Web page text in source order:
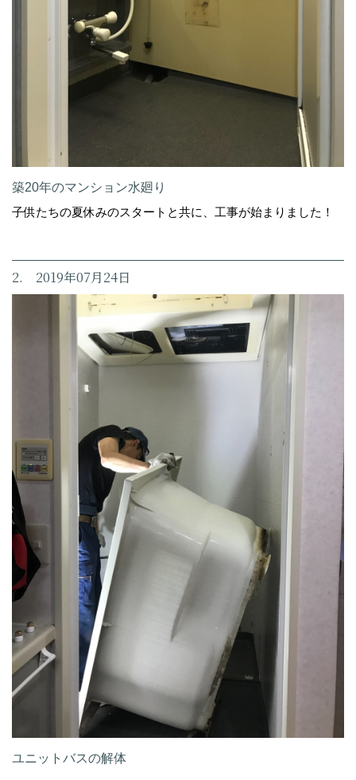
築20年のマンション水廻り
子供たちの夏休みのスタートと共に、工事が始まりました！
2. 2019年07月24日
ユニットバスの解体